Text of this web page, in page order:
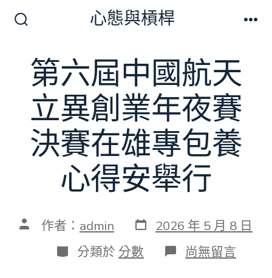
切
換
開
心態與槓桿
第六屆中國航天
立異創業年夜賽
決賽在雄專包養
心得安舉行
文 作者： admin 發
表
日
期
2026 年 5 月 8 日
分
類
分類於 分數 在
〈第
尚無留言